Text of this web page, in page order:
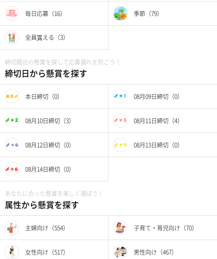
毎日応募（16） 季節（79）
全員貰える（3）
締切間近の懸賞を探して応募漏れを防ごう！
締切日から懸賞を探す
本日締切（0） 08月09日締切（0）
08月10日締切（3） 08月11日締切（4）
08月12日締切（0） 08月13日締切（0）
08月14日締切（0）
あなたに合った懸賞を楽しく選ぼう！
属性から懸賞を探す
主婦向け（554） 子育て・育児向け（70）
女性向け（517） 男性向け（467）